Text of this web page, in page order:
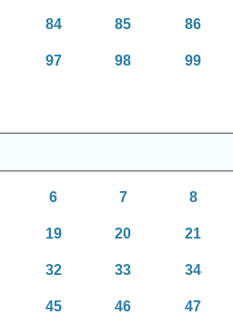
84 85 86
97 98 99
6 7 8
19 20 21
32 33 34
45 46 47